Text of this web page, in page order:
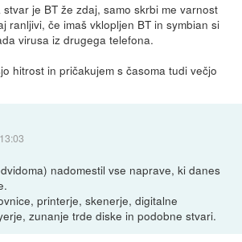
je BT že zdaj, samo skrbi me varnost
ranljivi, če imaš vklopljen BT in symbian si
virusa iz drugega telefona.
hitrost in pričakujem s časoma tudi večjo
nadomestil vse naprave, ki danes
printerje, skenerje, digitalne
zunanje trde diske in podobne stvari.